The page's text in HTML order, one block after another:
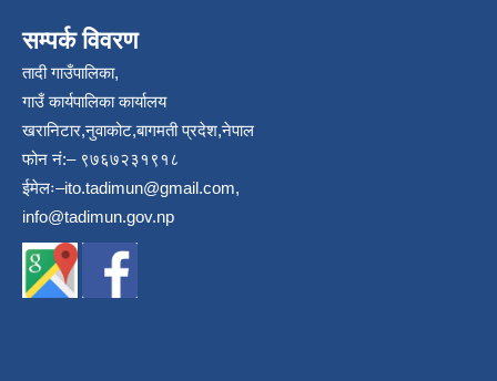
सम्पर्क विवरण
तादी गाउँपालिका,
गाउँ कार्यपालिका कार्यालय
खरानिटार,नुवाकोट,बागमती प्रदेश,नेपाल
फोन नं:– ९७६७२३१९१८
ईमेलः–ito.tadimun@gmail.com,
info@tadimun.gov.np